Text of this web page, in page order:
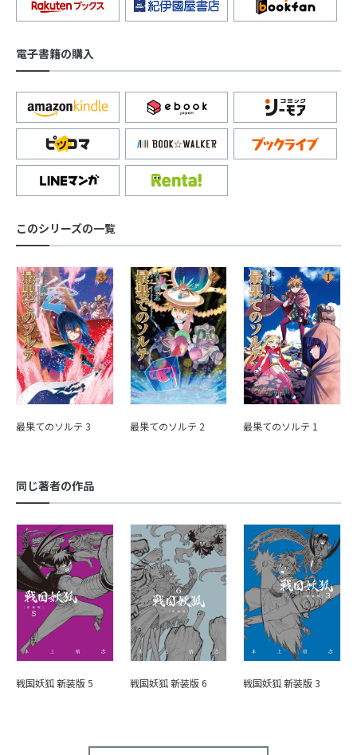
電子書籍の購入
このシリーズの一覧
最果てのソルテ 3 最果てのソルテ 2 最果てのソルテ 1
同じ著者の作品
戦国妖狐 新装版 5 戦国妖狐 新装版 6 戦国妖狐 新装版 3